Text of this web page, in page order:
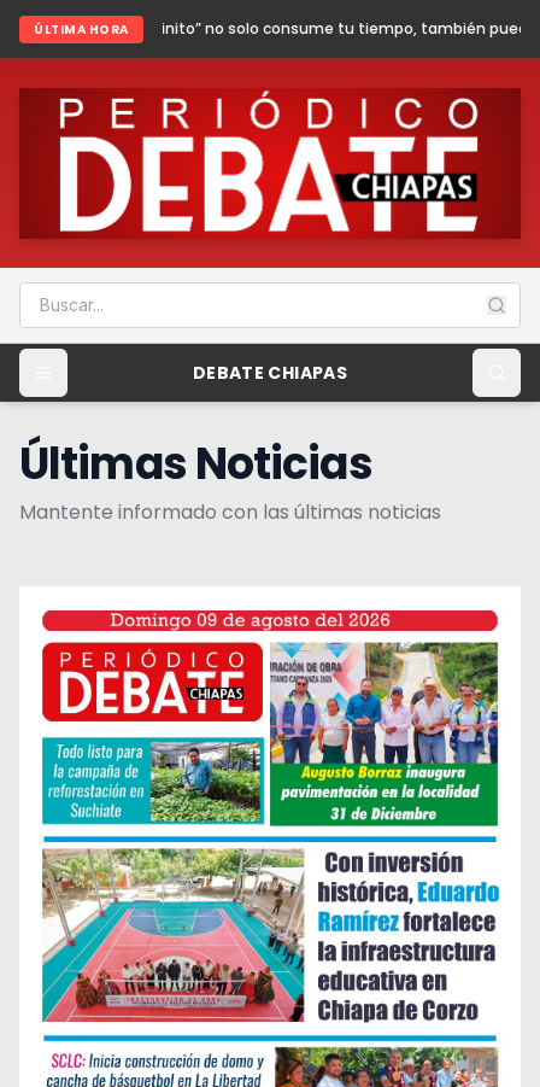
ÚLTIMA HORA
no solo consume tu tiempo, también puede poner en riesgo tu
DEBATE CHIAPAS
Últimas Noticias
Mantente informado con las últimas noticias